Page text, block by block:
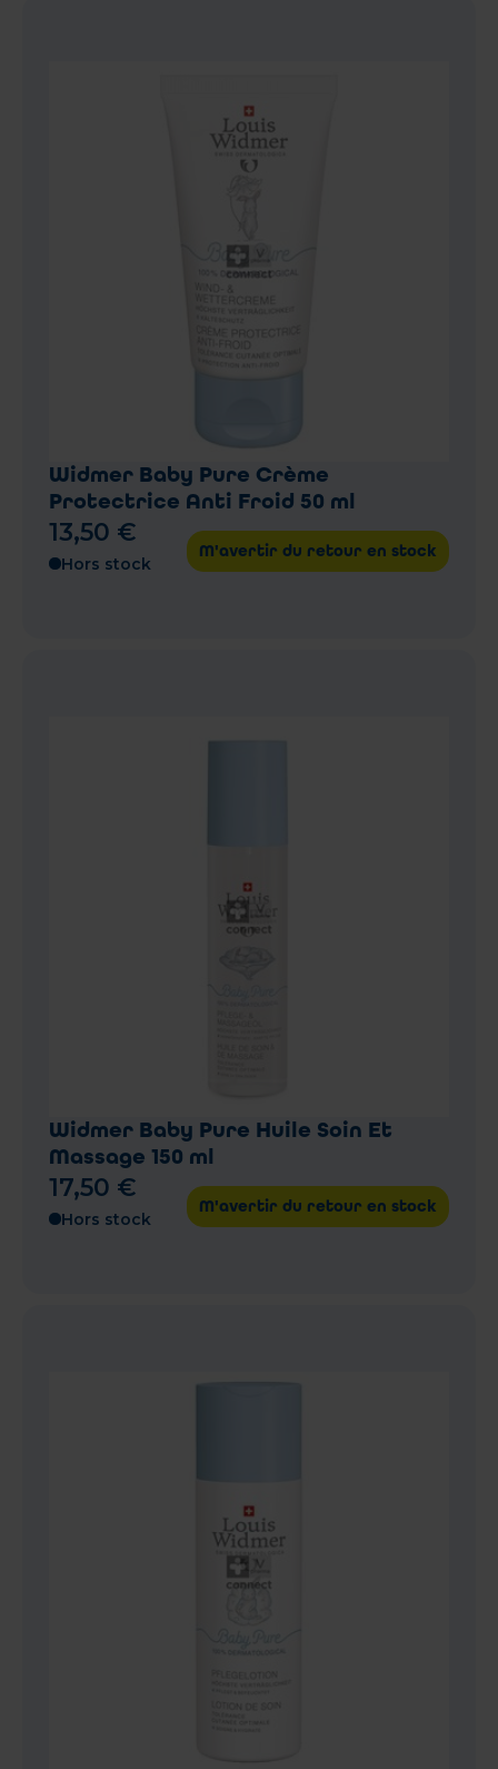
Widmer Baby Pure Crème
Protectrice Anti Froid 50 ml
13,50 €
Hors stock
M'avertir du retour en stock
Widmer Baby Pure Huile Soin Et
Massage 150 ml
17,50 €
Hors stock
M'avertir du retour en stock